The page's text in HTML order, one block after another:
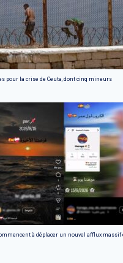
pour la crise de Ceuta, dont cinq mineurs
à déplacer un nouvel afflux